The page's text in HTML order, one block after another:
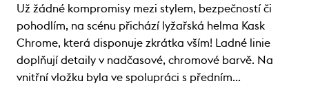
Už žádné kompromisy mezi stylem, bezpečností či
pohodlím, na scénu přichází lyžařská helma Kask
Chrome, která disponuje zkrátka vším! Ladné linie
doplňují detaily v nadčasové, chromové barvě. Na
vnitřní vložku byla ve spolupráci s předním…